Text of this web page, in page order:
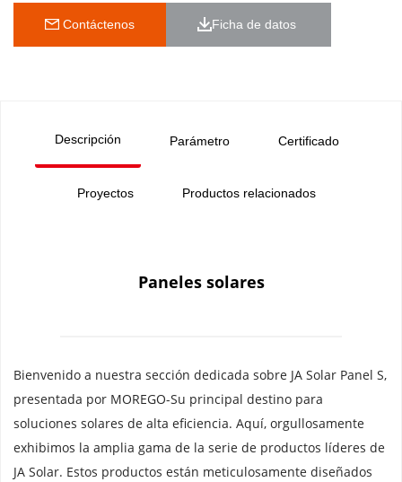
Contáctenos Ficha de datos
Descripción Parámetro Certificado
Proyectos Productos relacionados
Paneles solares
Bienvenido a nuestra sección dedicada sobre JA Solar Panel S,
presentada por MOREGO-Su principal destino para
soluciones solares de alta eficiencia. Aquí, orgullosamente
exhibimos la amplia gama de la serie de productos líderes de
JA Solar. Estos productos están meticulosamente diseñados